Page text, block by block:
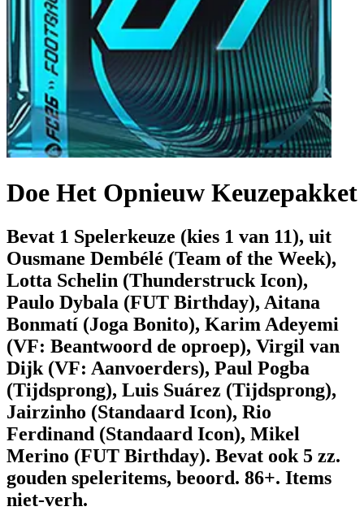
Doe Het Opnieuw Keuzepakket
Bevat 1 Spelerkeuze (kies 1 van 11), uit
Ousmane Dembélé (Team of the Week),
Lotta Schelin (Thunderstruck Icon),
Paulo Dybala (FUT Birthday), Aitana
Bonmatí (Joga Bonito), Karim Adeyemi
(VF: Beantwoord de oproep), Virgil van
Dijk (VF: Aanvoerders), Paul Pogba
(Tijdsprong), Luis Suárez (Tijdsprong),
Jairzinho (Standaard Icon), Rio
Ferdinand (Standaard Icon), Mikel
Merino (FUT Birthday). Bevat ook 5 zz.
gouden speleritems, beoord. 86+. Items
niet-verh.